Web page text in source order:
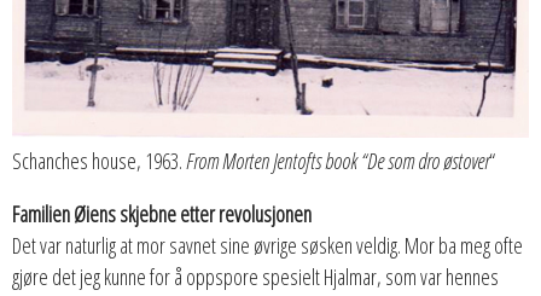
Schanches house, 1963.From Morten Jentofts book “De som dro østover“
Familien Øiens skjebne etter revolusjonen
Det var naturlig at mor savnet sine øvrige søsken veldig. Mor ba meg ofte
gjøre det jeg kunne for å oppspore spesielt Hjalmar, som var hennes